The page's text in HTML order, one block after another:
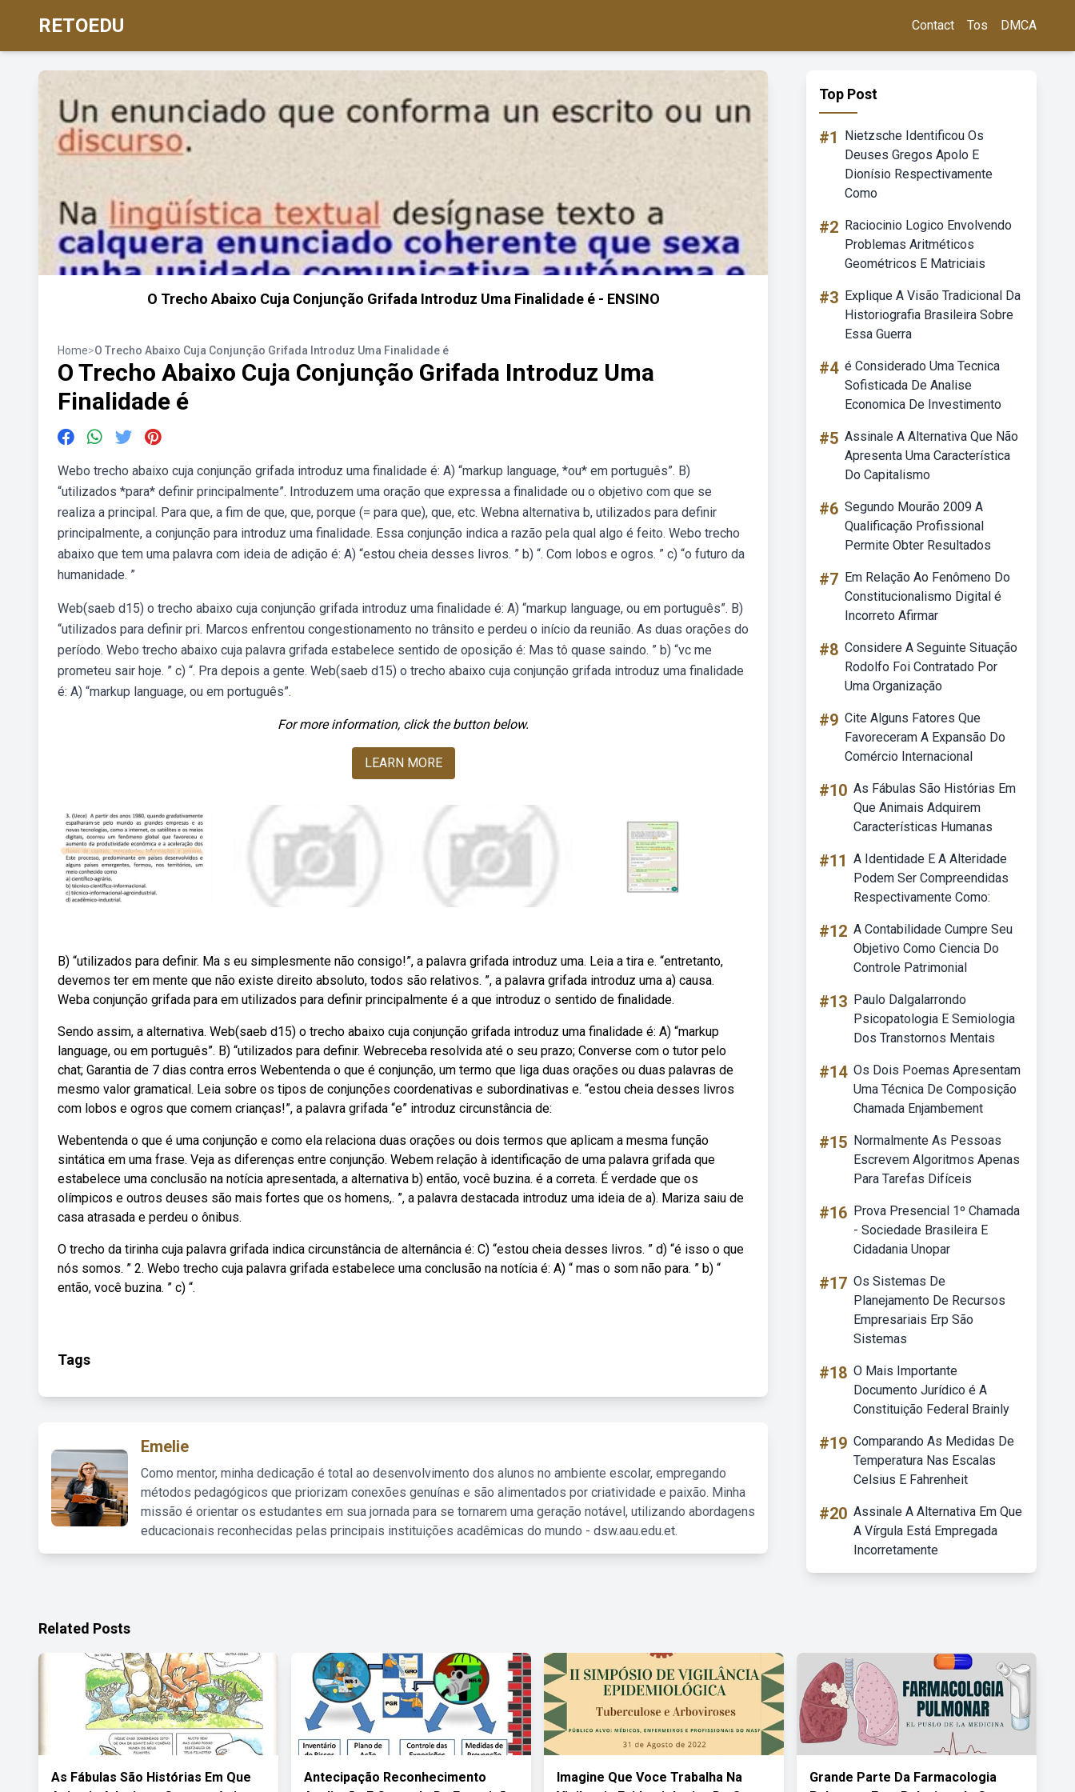
RETOEDU Contact Tos DMCA
O Trecho Abaixo Cuja Conjunção Grifada Introduz Uma Finalidade é - ENSINO
Home>O Trecho Abaixo Cuja Conjunção Grifada Introduz Uma Finalidade é
O Trecho Abaixo Cuja Conjunção Grifada Introduz Uma
Finalidade é
Webo trecho abaixo cuja conjunção grifada introduz uma finalidade é: A) “markup language, *ou* em português”. B)
“utilizados *para* definir principalmente”. Introduzem uma oração que expressa a finalidade ou o objetivo com que se
realiza a principal. Para que, a fim de que, que, porque (= para que), que, etc. Webna alternativa b, utilizados para definir
principalmente, a conjunção para introduz uma finalidade. Essa conjunção indica a razão pela qual algo é feito. Webo trecho
abaixo que tem uma palavra com ideia de adição é: A) “estou cheia desses livros. ” b) “. Com lobos e ogros. ” c) “o futuro da
humanidade. ”
Web(saeb d15) o trecho abaixo cuja conjunção grifada introduz uma finalidade é: A) “markup language, ou em português”. B)
“utilizados para definir pri. Marcos enfrentou congestionamento no trânsito e perdeu o início da reunião. As duas orações do
período. Webo trecho abaixo cuja palavra grifada estabelece sentido de oposição é: Mas tô quase saindo. ” b) “vc me
prometeu sair hoje. ” c) “. Pra depois a gente. Web(saeb d15) o trecho abaixo cuja conjunção grifada introduz uma finalidade
é: A) “markup language, ou em português”.
For more information, click the button below.
LEARN MORE
B) “utilizados para definir. Ma s eu simplesmente não consigo!”, a palavra grifada introduz uma. Leia a tira e. “entretanto,
devemos ter em mente que não existe direito absoluto, todos são relativos. ”, a palavra grifada introduz uma a) causa.
Weba conjunção grifada para em utilizados para definir principalmente é a que introduz o sentido de finalidade.
Sendo assim, a alternativa. Web(saeb d15) o trecho abaixo cuja conjunção grifada introduz uma finalidade é: A) “markup
language, ou em português”. B) “utilizados para definir. Webreceba resolvida até o seu prazo; Converse com o tutor pelo
chat; Garantia de 7 dias contra erros Webentenda o que é conjunção, um termo que liga duas orações ou duas palavras de
mesmo valor gramatical. Leia sobre os tipos de conjunções coordenativas e subordinativas e. “estou cheia desses livros
com lobos e ogros que comem crianças!”, a palavra grifada “e” introduz circunstância de:
Webentenda o que é uma conjunção e como ela relaciona duas orações ou dois termos que aplicam a mesma função
sintática em uma frase. Veja as diferenças entre conjunção. Webem relação à identificação de uma palavra grifada que
estabelece uma conclusão na notícia apresentada, a alternativa b) então, você buzina. é a correta. É verdade que os
olímpicos e outros deuses são mais fortes que os homens,. ”, a palavra destacada introduz uma ideia de a). Mariza saiu de
casa atrasada e perdeu o ônibus.
O trecho da tirinha cuja palavra grifada indica circunstância de alternância é: C) “estou cheia desses livros. ” d) “é isso o que
nós somos. ” 2. Webo trecho cuja palavra grifada estabelece uma conclusão na notícia é: A) “ mas o som não para. ” b) “
então, você buzina. ” c) “.
Tags
Emelie
Como mentor, minha dedicação é total ao desenvolvimento dos alunos no ambiente escolar, empregando
métodos pedagógicos que priorizam conexões genuínas e são alimentados por criatividade e paixão. Minha
missão é orientar os estudantes em sua jornada para se tornarem uma geração notável, utilizando abordagens
educacionais reconhecidas pelas principais instituições acadêmicas do mundo - dsw.aau.edu.et.
Top Post
#1
Nietzsche Identificou Os
Deuses Gregos Apolo E
Dionísio Respectivamente
Como
#2 Raciocinio Logico Envolvendo
Problemas Aritméticos
Geométricos E Matriciais
#3 Explique A Visão Tradicional Da
Historiografia Brasileira Sobre
Essa Guerra
#4 é Considerado Uma Tecnica
Sofisticada De Analise
Economica De Investimento
#5 Assinale A Alternativa Que Não
Apresenta Uma Característica
Do Capitalismo
#6 Segundo Mourão 2009 A
Qualificação Profissional
Permite Obter Resultados
#7 Em Relação Ao Fenômeno Do
Constitucionalismo Digital é
Incorreto Afirmar
#8 Considere A Seguinte Situação
Rodolfo Foi Contratado Por
Uma Organização
#9 Cite Alguns Fatores Que
Favoreceram A Expansão Do
Comércio Internacional
#10 As Fábulas São Histórias Em
Que Animais Adquirem
Características Humanas
#11 A Identidade E A Alteridade
Podem Ser Compreendidas
Respectivamente Como:
#12 A Contabilidade Cumpre Seu
Objetivo Como Ciencia Do
Controle Patrimonial
#13 Paulo Dalgalarrondo
Psicopatologia E Semiologia
Dos Transtornos Mentais
#14 Os Dois Poemas Apresentam
Uma Técnica De Composição
Chamada Enjambement
#15 Normalmente As Pessoas
Escrevem Algoritmos Apenas
Para Tarefas Difíceis
#16 Prova Presencial 1º Chamada
- Sociedade Brasileira E
Cidadania Unopar
#17 Os Sistemas De
Planejamento De Recursos
Empresariais Erp São
Sistemas
#18 O Mais Importante
Documento Jurídico é A
Constituição Federal Brainly
#19 Comparando As Medidas De
Temperatura Nas Escalas
Celsius E Fahrenheit
#20 Assinale A Alternativa Em Que
A Vírgula Está Empregada
Incorretamente
Related Posts
As Fábulas São Histórias Em Que
Antecipação Reconhecimento
Imagine Que Voce Trabalha Na
Grande Parte Da Farmacologia